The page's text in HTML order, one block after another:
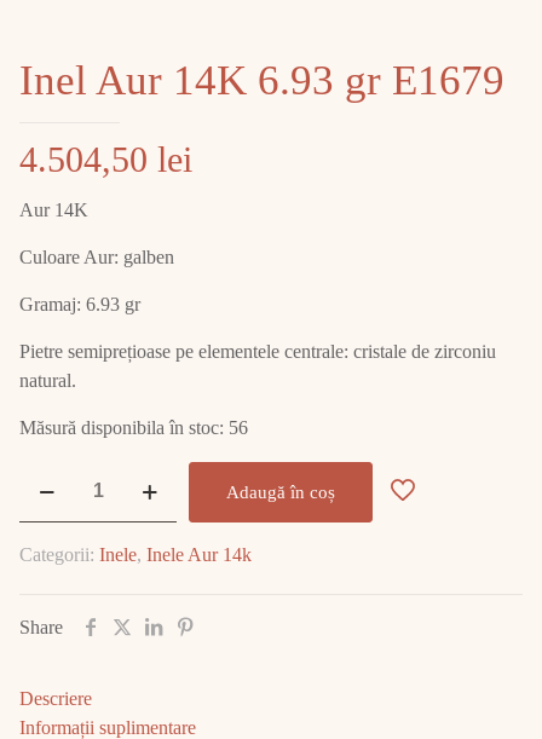
Inel Aur 14K 6.93 gr E1679
4.504,50 lei
Aur 14K
Culoare Aur: galben
Gramaj: 6.93 gr
Pietre semiprețioase pe elementele centrale: cristale de zirconiu
natural.
Măsură disponibila în stoc: 56
14K
gr
Adaugă în coș
Categorii: Inele, Inele Aur 14k
Share
Descriere
Informații suplimentare